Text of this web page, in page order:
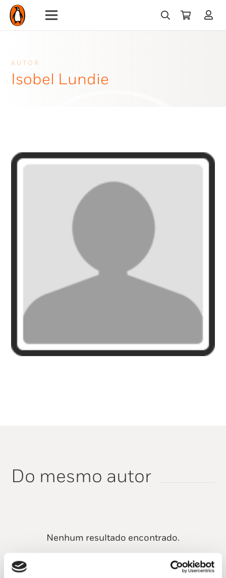
AUTOR
Isobel Lundie
Do mesmo autor
Nenhum resultado encontrado.